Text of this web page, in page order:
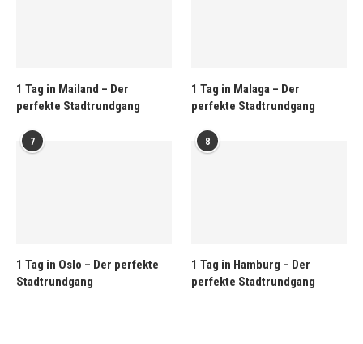
1 Tag in Mailand – Der
perfekte Stadtrundgang
1 Tag in Malaga – Der
perfekte Stadtrundgang
7
1 Tag in Oslo – Der perfekte
Stadtrundgang
8
1 Tag in Hamburg – Der
perfekte Stadtrundgang